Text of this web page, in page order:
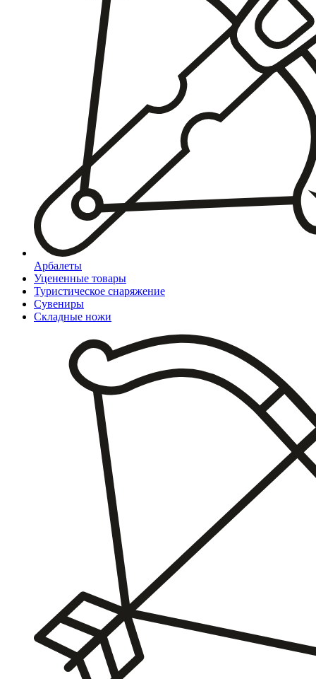
Арбалеты
Уцененные товары
Туристическое снаряжение
Сувениры
Складные ножи